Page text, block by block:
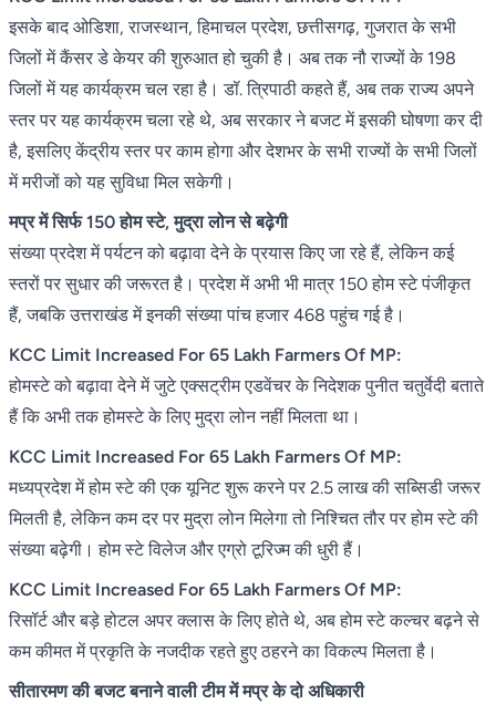
इसके बाद ओडिशा, राजस्थान, हिमाचल प्रदेश, छत्तीसगढ़, गुजरात के सभी
जिलों में कैंसर डे केयर की शुरुआत हो चुकी है। अब तक नौ राज्यों के 198
जिलों में यह कार्यक्रम चल रहा है। डॉ. त्रिपाठी कहते हैं, अब तक राज्य अपने
स्तर पर यह कार्यक्रम चला रहे थे, अब सरकार ने बजट में इसकी घोषणा कर दी
है, इसलिए केंद्रीय स्तर पर काम होगा और देशभर के सभी राज्यों के सभी जिलों
में मरीजों को यह सुविधा मिल सकेगी।
मप्र में सिर्फ 150 होम स्टे, मुद्रा लोन से बढ़ेगी
संख्या प्रदेश में पर्यटन को बढ़ावा देने के प्रयास किए जा रहे हैं, लेकिन कई
स्तरों पर सुधार की जरूरत है। प्रदेश में अभी भी मात्र 150 होम स्टे पंजीकृत
हैं, जबकि उत्तराखंड में इनकी संख्या पांच हजार 468 पहुंच गई है।
KCC Limit Increased For 65 Lakh Farmers Of MP:
होमस्टे को बढ़ावा देने में जुटे एक्सट्रीम एडवेंचर के निदेशक पुनीत चतुर्वेदी बताते
हैं कि अभी तक होमस्टे के लिए मुद्रा लोन नहीं मिलता था।
KCC Limit Increased For 65 Lakh Farmers Of MP:
मध्यप्रदेश में होम स्टे की एक यूनिट शुरू करने पर 2.5 लाख की सब्सिडी जरूर
मिलती है, लेकिन कम दर पर मुद्रा लोन मिलेगा तो निश्चित तौर पर होम स्टे की
संख्या बढ़ेगी। होम स्टे विलेज और एग्रो टूरिज्म की धुरी हैं।
KCC Limit Increased For 65 Lakh Farmers Of MP:
रिसॉर्ट और बड़े होटल अपर क्लास के लिए होते थे, अब होम स्टे कल्चर बढ़ने से
कम कीमत में प्रकृति के नजदीक रहते हुए ठहरने का विकल्प मिलता है।
सीतारमण की बजट बनाने वाली टीम में मप्र के दो अधिकारी